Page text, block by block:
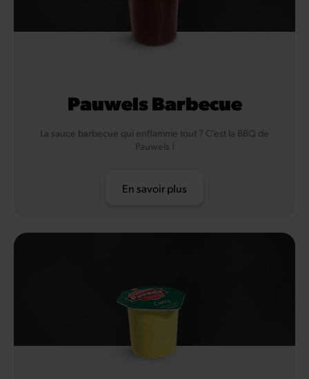
Pauwels Barbecue
La sauce barbecue qui enflamme tout ? C'est la BBQ de
Pauwels !
En savoir plus